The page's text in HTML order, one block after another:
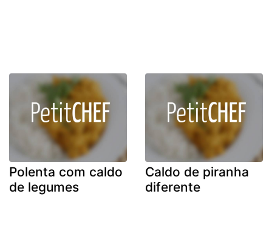
Polenta com caldo
de legumes
Caldo de piranha
diferente